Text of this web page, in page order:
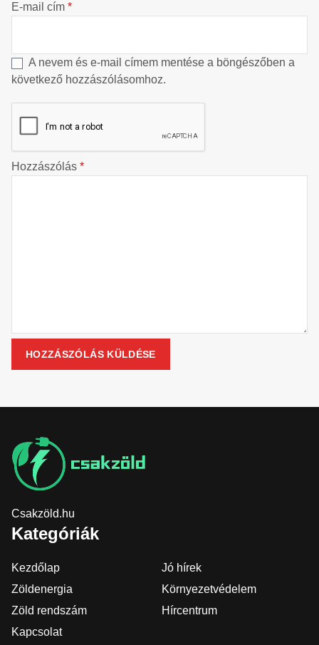
E-mail cím *
A nevem és e-mail címem mentése a böngészőben a
következő hozzászólásomhoz.
Hozzászólás *
Csakzöld.hu
Kategóriák
Kezdőlap
Jó hírek
Zöldenergia
Környezetvédelem
Zöld rendszám
Hírcentrum
Kapcsolat